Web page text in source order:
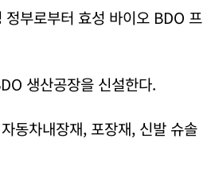
부로부터 효성 바이오 BDO 프
생산공장을 신설한다.
동차내장재, 포장재, 신발 슈솔